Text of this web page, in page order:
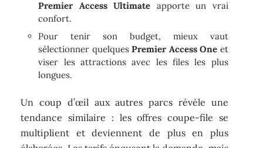
Premier Access Ultimate apporte un vrai
confort.
Pour tenir son budget, mieux vaut
sélectionner quelquesPremier Access One et
viser les attractions avec les files les plus
longues.
Un coup d’œil aux autres parcs révèle une
tendance similaire : les offres coupe-file se
multiplient et deviennent de plus en plus